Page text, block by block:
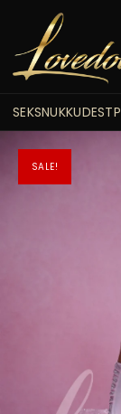
SEKSNUKKUDEST
SALE!